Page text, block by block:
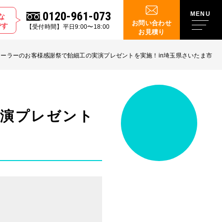
0120-961-073
【受付時間】平日9:00〜18:00
お問い合わせ
お見積り
ラーのお客様感謝祭で飴細工の実演プレゼントを実施！in埼玉県さいたま市
プレゼント